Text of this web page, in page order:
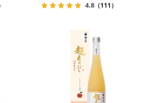
4.8 （111）